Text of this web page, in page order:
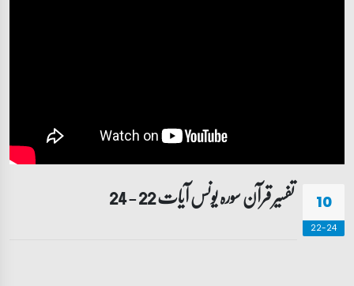
10
22-24
تفسیر قرآن سورہ ‎یونس آیات 22 - 24